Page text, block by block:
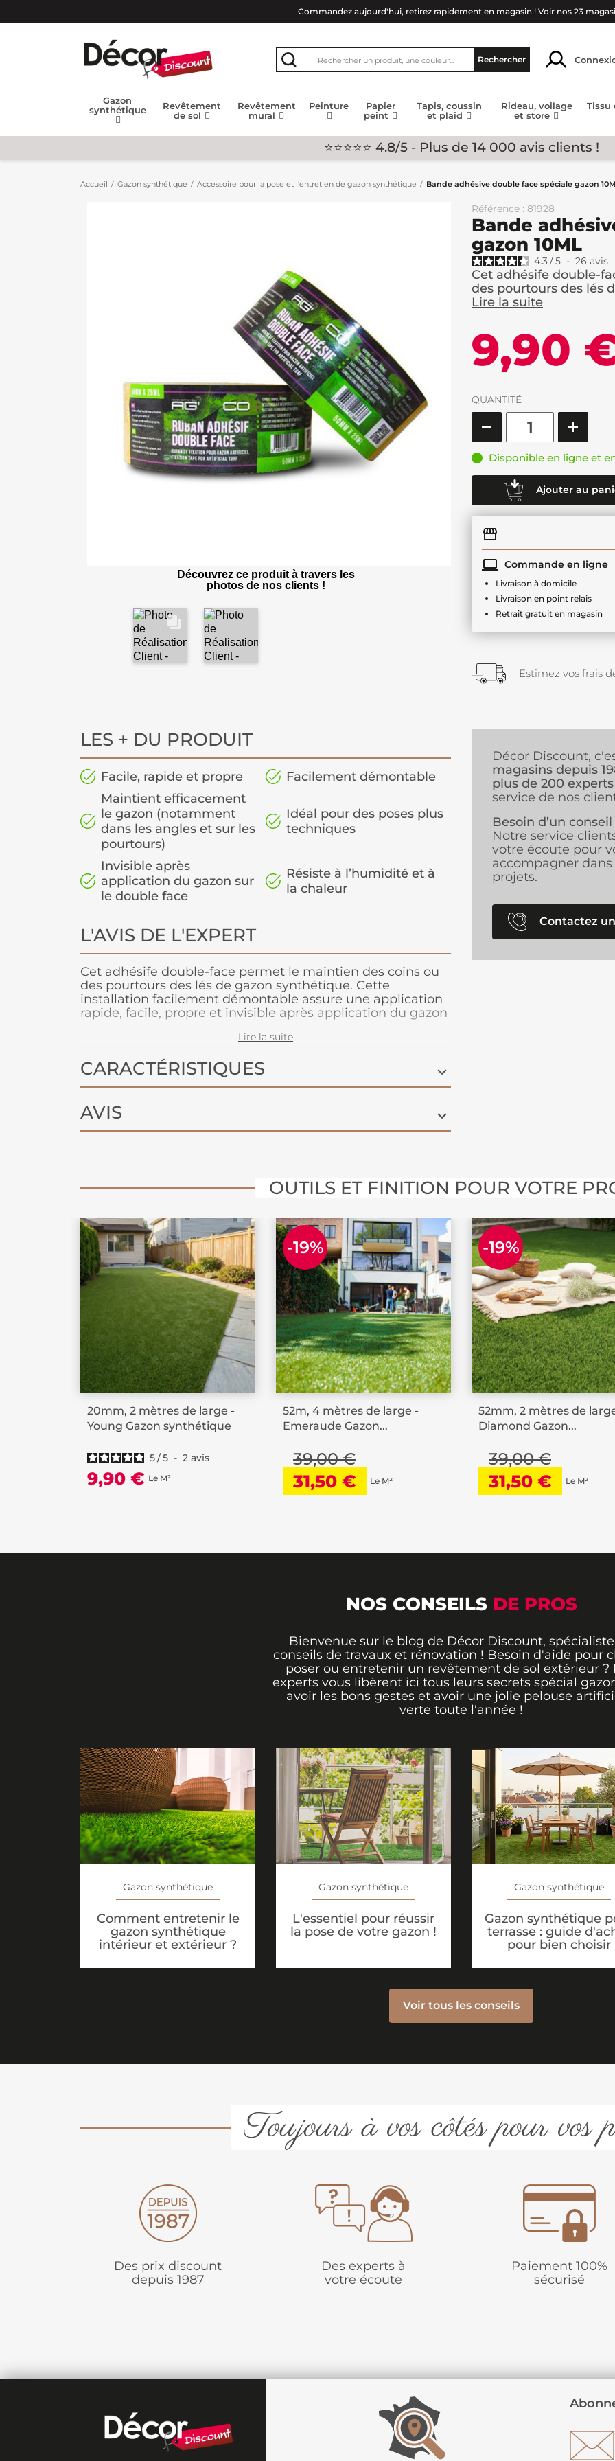
Commandez aujourd'hui, retirez rapidement en magasin ! Voir nos 23
Rechercher
Gazon
synthétique
Revêtement
de sol
Revêtement
mural
Peinture
Papier
peint
Tapis, coussin
et plaid
Rideau, voilage
et store
Tissu
⭐⭐⭐⭐⭐ 4.8/5 - Plus de 14 000 avis clients !
Accueil Gazon synthétique Accessoire pour la pose et l'entretien de gazon synthétique Bande adhésive double face spéciale gazon
Découvrez ce produit à travers les
photos de nos clients !
Référence : 81928
Bande
gazon 10ML
4.3/5 - 26 avis
Cet adhésife double-
des pourtours des lés
Lire la suite
9,90
QUANTITÉ
Disponible en ligne et
Ajouter au
Commande en ligne
Livraison à domicile
Livraison en point relais
Retrait gratuit en magasin
Estimez vos frais
LES + DU PRODUIT
Facile, rapide et propre
Facilement démontable
Maintient efficacement
le gazon (notamment
dans les angles et sur les
pourtours)
Idéal pour des poses plus
techniques
Invisible après
application du gazon sur
le double face
Résiste à l’humidité et à
la chaleur
L'AVIS DE L'EXPERT
Cet adhésife double-face permet le maintien des coins ou
des pourtours des lés de gazon synthétique. Cette
installation facilement démontable assure une application
rapide, facile, propre et invisible après application du gazon
chaleur, idéal pour les petites surfaces (terrasses, balcons)
convient tout particulièrement à des poses plus techniques
(escalier, marches, etc). L'adhésif se pose sur sol dur :
pas à un usage professionnel et à grand trafic. ATTENTION :
NE SE POSE PAS SUR UN SUPPORT DEJA HUMIDE.
Lire la suite
CARACTÉRISTIQUES
AVIS
Décor Discount,
magasins depuis
plus de 200 experts
service de nos
Besoin d’un
Notre service
votre écoute pour
accompagner dans
projets.
Contactez
OUTILS ET FINITION POUR VOTRE
20mm, 2 mètres de large -
Young Gazon synthétique
5/5 - 2 avis
9,90 € Le M²
52m, 4 mètres de large -
Emeraude Gazon...
39,00 €
31,50 € Le M²
-19%
52mm, 2 mètres de
Diamond Gazon...
39,00 €
31,50 € Le M²
-19%
NOS CONSEILS DE PROS
Bienvenue sur le blog de Décor Discount,
conseils de travaux et rénovation ! Besoin d'aide pour
poser ou entretenir un revêtement de sol extérieur ?
experts vous libèrent ici tous leurs secrets spécial
avoir les bons gestes et avoir une jolie pelouse
verte toute l'année !
Gazon synthétique
Comment entretenir le
gazon synthétique
intérieur et extérieur ?
Gazon synthétique
L'essentiel pour réussir
la pose de votre gazon !
Gazon synthétique
Gazon synthétique
terrasse : guide
pour bien choisir
Voir tous les conseils
Toujours à vos côtés pour vos
Des prix discount
depuis 1987
Des experts à
votre écoute
Paiement 100%
sécurisé